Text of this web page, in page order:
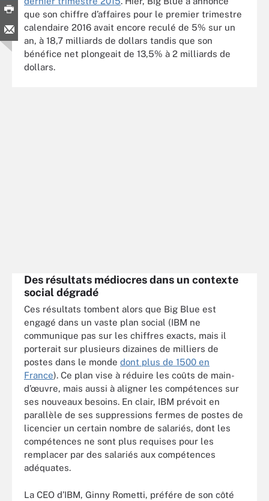
que son chiffre d’affaires pour le premier trimestre
calendaire 2016 avait encore reculé de 5% sur un
an, à 18,7 milliards de dollars tandis que son
bénéfice net plongeait de 13,5% à 2 milliards de
dollars.
Des résultats médiocres dans un contexte
social dégradé
Ces résultats tombent alors que Big Blue est
engagé dans un vaste plan social (IBM ne
communique pas sur les chiffres exacts, mais il
porterait sur plusieurs dizaines de milliers de
postes dans le monde dont plus de 1500 en
France). Ce plan vise à réduire les coûts de main-
d’œuvre, mais aussi à aligner les compétences sur
ses nouveaux besoins. En clair, IBM prévoit en
parallèle de ses suppressions fermes de postes de
licencier un certain nombre de salariés, dont les
compétences ne sont plus requises pour les
remplacer par des salariés aux compétences
adéquates.
La CEO d’IBM, Ginny Rometti, préfére de son côté